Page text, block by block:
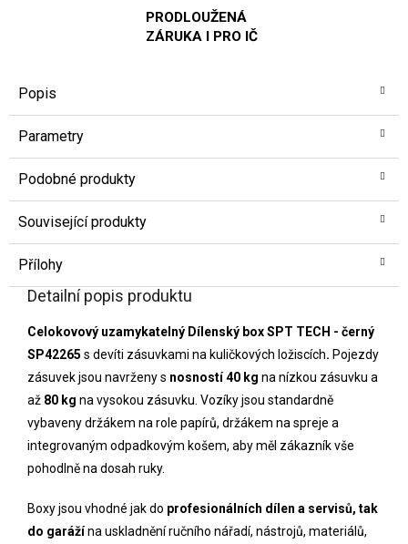
PRODLOUŽENÁ
ZÁRUKA I PRO IČ
Popis
Parametry
Podobné produkty
Související produkty
Přílohy
Detailní popis produktu
Celokovový uzamykatelný Dílenský box SPT TECH - černý
SP42265 s devíti zásuvkami na kuličkových ložiscích. Pojezdy
zásuvek jsou navrženy s nosností 40 kg na nízkou zásuvku a
až 80 kg na vysokou zásuvku. Vozíky jsou standardně
vybaveny držákem na role papírů, držákem na spreje a
integrovaným odpadkovým košem, aby měl zákazník vše
pohodlně na dosah ruky.
Boxy jsou vhodné jak do profesionálních dílen a servisů, tak
do garážína uskladnění ručního nářadí, nástrojů, materiálů,